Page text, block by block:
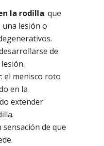
la rodilla: que
lesión o
de
: el menisco roto
en la
extender
sensación de que